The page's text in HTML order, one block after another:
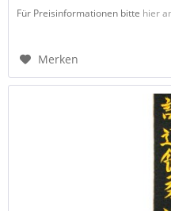
Für Preisinformationen bitte hier
Merken